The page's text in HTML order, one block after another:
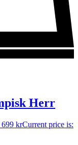
Herr
699 krCurrent price is: